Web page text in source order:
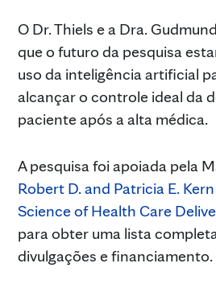
O Dr. Thiels e a Dra.
que o futuro da pesquisa
uso da inteligência artificial
alcançar o controle ideal da
paciente após a alta médica.
A pesquisa foi apoiada pela
Robert D. and Patricia E.
Science of Health Care
para obter uma lista
divulgações e financiamento.